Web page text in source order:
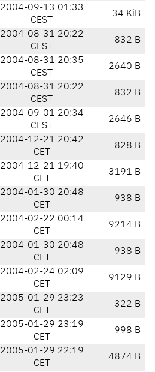
2004-09-13 01:33
CEST
34 KiB
2004-08-31 20:22
CEST
832 B
2004-08-31 20:35
CEST
2640 B
2004-08-31 20:22
CEST
832 B
2004-09-01 20:34
CEST
2646 B
2004-12-21 20:42
CET
828 B
2004-12-21 19:40
CET
3191 B
2004-01-30 20:48
CET
938 B
2004-02-22 00:14
CET
9214 B
2004-01-30 20:48
CET
938 B
2004-02-24 02:09
CET
9129 B
2005-01-29 23:23
CET
322 B
2005-01-29 23:19
CET
998 B
2005-01-29 22:19
CET
4874 B